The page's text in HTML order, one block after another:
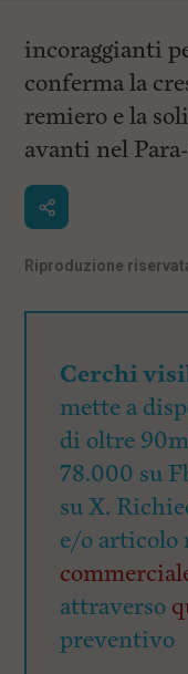
incoraggianti
conferma la
remiero e la
avanti nel
Riproduzione
Cerchi
mette a
di oltre
78.000 su
su X.
e/o articolo
attraverso
preventivo